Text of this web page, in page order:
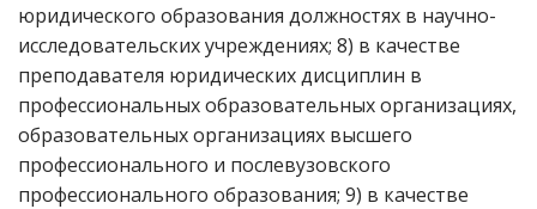
юридического образования должностях в научно-
исследовательских учреждениях; 8) в качестве
преподавателя юридических дисциплин в
профессиональных образовательных организациях,
образовательных организациях высшего
профессионального и послевузовского
профессионального образования; 9) в качестве